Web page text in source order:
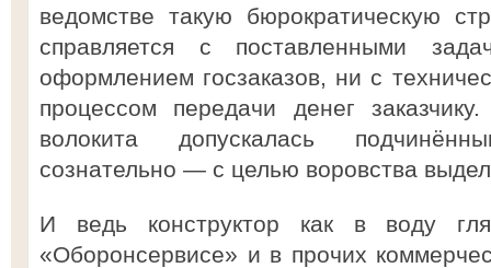
ведомстве такую бюрократическую
справляется с поставленными
оформлением госзаказов, ни с
процессом передачи денег
волокита допускалась
сознательно — с целью воровства
И ведь конструктор как в воду
«Оборонсервисе» и в прочих